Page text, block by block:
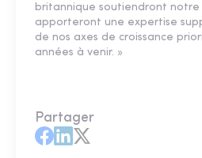
britannique soutiendront
apporteront une expertise
de nos axes de croissance
années à venir. »
Partager